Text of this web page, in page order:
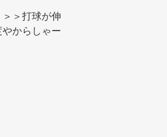
＞打球が伸
からしゃー